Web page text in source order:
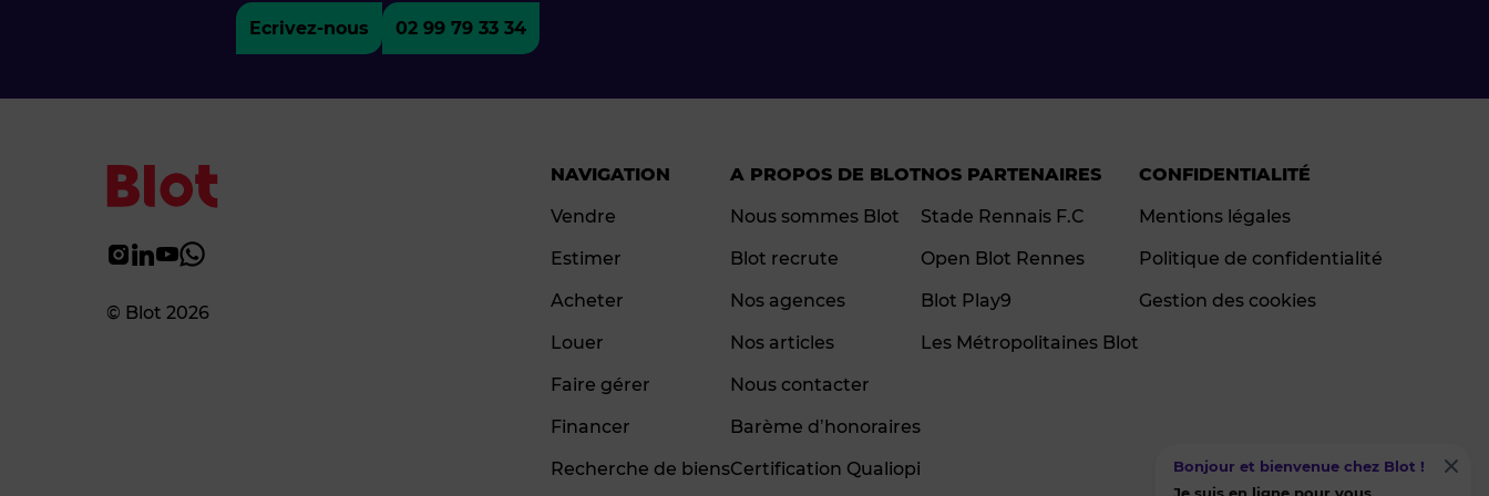
Ecrivez-nous 02 99 79 33 34
© Blot 2026
NAVIGATION
Vendre
Estimer
Acheter
Louer
Faire gérer
Financer
Recherche de biens
A PROPOS DE BLOT
Nous sommes Blot
Blot recrute
Nos agences
Nos articles
Nous contacter
Barème d’honoraires
Certification Qualiopi
NOS PARTENAIRES
Stade Rennais F.C
Open Blot Rennes
Blot Play9
Les Métropolitaines Blot
CONFIDENTIALITÉ
Mentions légales
Politique de confidentialité
Gestion des cookies
Bonjour et bienvenue chez Blot !